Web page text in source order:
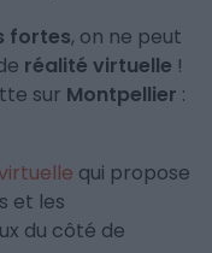
fortes, on ne peut
réalité virtuelle !
sur Montpellier :
qui propose
et les
du côté de